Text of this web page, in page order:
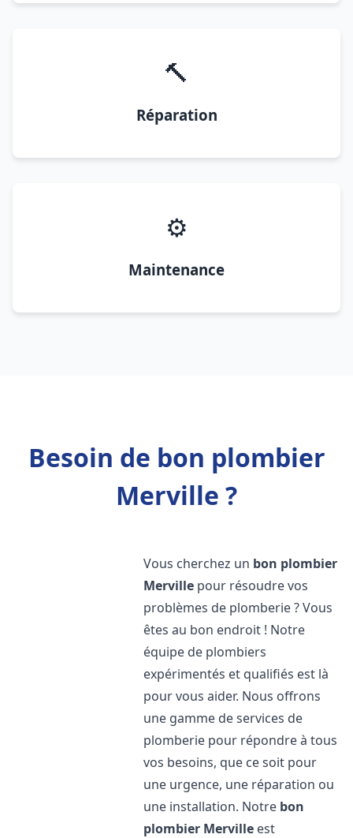
🔨
Réparation
⚙️
Maintenance
Besoin de bon plombier
Merville ?
Vous cherchez un bon plombier
Merville pour résoudre vos
problèmes de plomberie ? Vous
êtes au bon endroit ! Notre
équipe de plombiers
expérimentés et qualifiés est là
pour vous aider. Nous offrons
une gamme de services de
plomberie pour répondre à tous
vos besoins, que ce soit pour
une urgence, une réparation ou
une installation. Notre bon
plombier Merville est